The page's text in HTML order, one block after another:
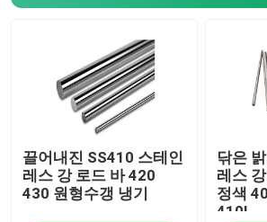
합금 강 코일
합금 강 스트립
합금 강 철근
합금 강 강관
끌어내진 SS410 스테인
레스 강 로드 바 420
430 원형수갱 냉기
닦은
레스
정색
410L